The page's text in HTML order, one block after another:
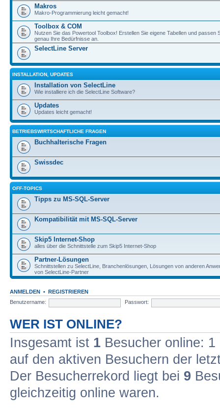
Makros
Makro-Programmierung leicht gemacht!
Toolbox & COM
Nutzen Sie das Powertool Toolbox! Erstellen Sie eigene Tabellen und passen
genau Ihre Bedürfnisse an.
SelectLine Server
INSTALLATION, UPDATES
Installation von SelectLine
Wie installiere ich die SelectLine Software?
Updates
Updates leicht gemacht!
BETRIEBSWIRTSCHAFTLICHE FRAGEN
Buchhalterische Fragen
Swissdec
OFF-TOPICS
Tipps zu MS-SQL-Server
Kompatibilität mit MS-SQL-Server
Skip5 Internet-Shop
alles über die Schnittstelle zum Skip5 Internet-Shop
Partner-Lösungen
Schnittstellen zu SelectLine, Branchenlösungen, Lösungen von anderen
von SelectLine-Partner
ANMELDEN • REGISTRIEREN
Benutzername:
Passwort:
WER IST ONLINE?
Insgesamt ist 1 Besucher online:
auf den aktiven Besuchern der
Der Besucherrekord liegt bei 9
gleichzeitig online waren.